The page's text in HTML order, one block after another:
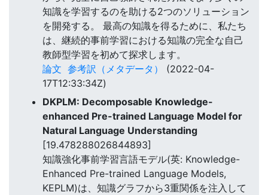
知識を学習するのを助ける2つのソリューション
を開発する。 最高の知識を得るために、私たち
は、継続的事前学習における知識の完全な自己
教師型学習を初めて探求します。
論文 参考訳（メタデータ）
(2022-04-
17T12:33:34Z)
DKPLM: Decomposable Knowledge-
enhanced Pre-trained Language Model for
Natural Language Understanding
[19.478288026844893]
知識強化事前学習言語モデル(英: Knowledge-
Enhanced Pre-trained Language Models,
KEPLM)は、知識グラフから3重関係を注入して